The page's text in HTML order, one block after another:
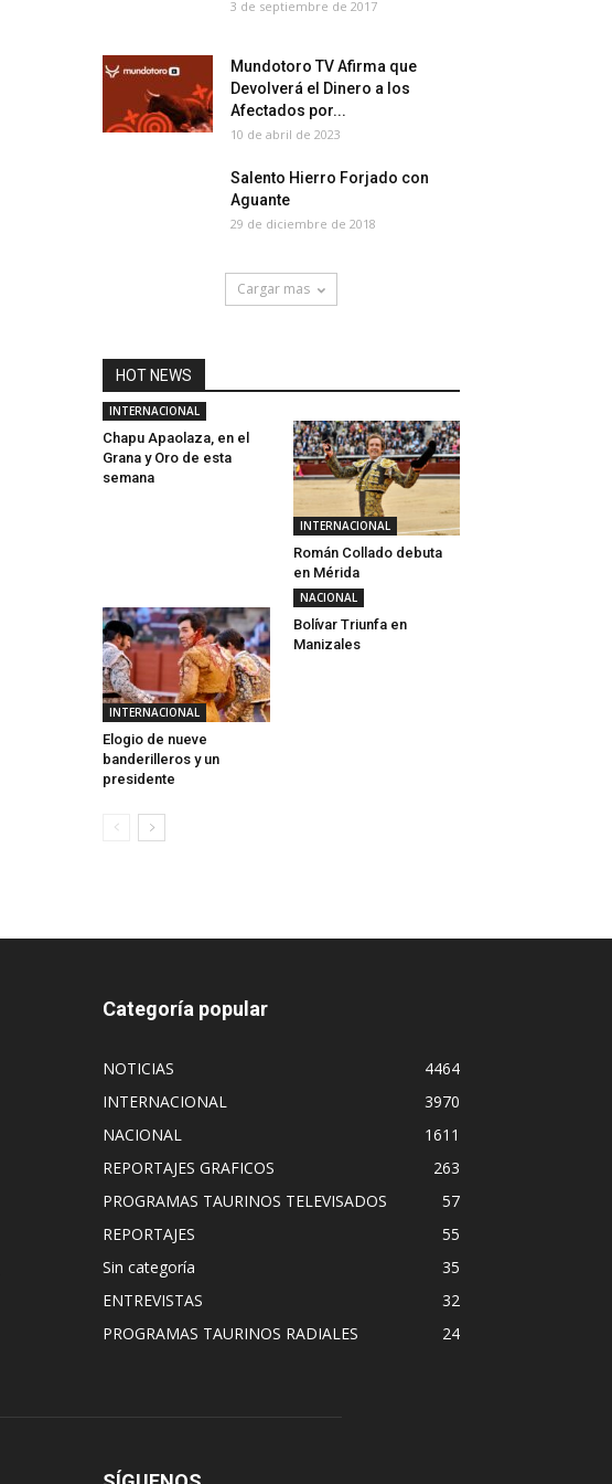
3 de septiembre de 2017
Mundotoro TV Afirma que
Devolverá el Dinero a los
Afectados por...
10 de abril de 2023
Salento Hierro Forjado con
Aguante
29 de diciembre de 2018
Cargar mas
HOT NEWS
INTERNACIONAL
Chapu Apaolaza, en el
Grana y Oro de esta
semana
INTERNACIONAL
Román Collado debuta
en Mérida
INTERNACIONAL
Elogio de nueve
banderilleros y un
presidente
NACIONAL
Bolívar Triunfa en
Manizales
Categoría popular
NOTICIAS
4464
INTERNACIONAL
3970
NACIONAL
1611
REPORTAJES GRAFICOS
263
PROGRAMAS TAURINOS TELEVISADOS
57
REPORTAJES
55
Sin categoría
35
ENTREVISTAS
32
PROGRAMAS TAURINOS RADIALES
24